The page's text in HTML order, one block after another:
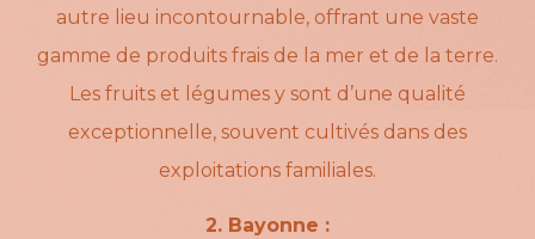
autre lieu incontournable, offrant une vaste
gamme de produits frais de la mer et de la terre.
Les fruits et légumes y sont d’une qualité
exceptionnelle, souvent cultivés dans des
exploitations familiales.
2. Bayonne :